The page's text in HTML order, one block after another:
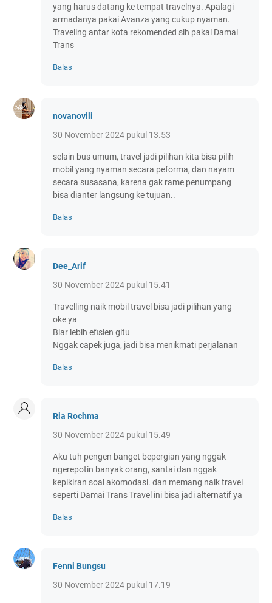
yang harus datang ke tempat travelnya. Apalagi
armadanya pakai Avanza yang cukup nyaman.
Traveling antar kota rekomended sih pakai Damai
Trans
Balas
novanovili
30 November 2024 pukul 13.53
selain bus umum, travel jadi pilihan kita bisa pilih
mobil yang nyaman secara peforma, dan nayam
secara susasana, karena gak rame penumpang
bisa dianter langsung ke tujuan..
Balas
Dee_Arif
30 November 2024 pukul 15.41
Travelling naik mobil travel bisa jadi pilihan yang
oke ya
Biar lebih efisien gitu
Nggak capek juga, jadi bisa menikmati perjalanan
Balas
Ria Rochma
30 November 2024 pukul 15.49
Aku tuh pengen banget bepergian yang nggak
ngerepotin banyak orang, santai dan nggak
kepikiran soal akomodasi. dan memang naik travel
seperti Damai Trans Travel ini bisa jadi alternatif ya
Balas
Fenni Bungsu
30 November 2024 pukul 17.19